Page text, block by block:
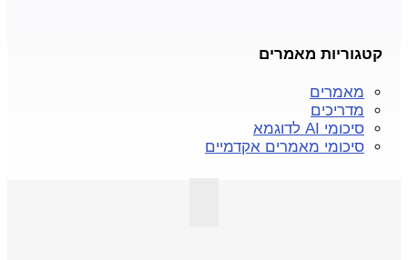
קטגוריות מאמרים
מאמרים
מדריכים
סיכומי AI לדוגמא
סיכומי מאמרים אקדמיים